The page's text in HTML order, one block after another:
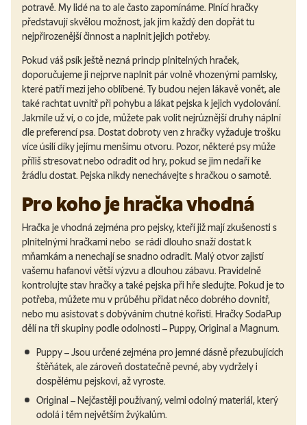
potravě. My lidé na to ale často zapomínáme. Plnící hračky
představují skvělou možnost, jak jim každý den dopřát tu
nejpřirozenější činnost a naplnit jejich potřeby.
Pokud váš psík ještě nezná princip plnitelných hraček,
doporučujeme ji nejprve naplnit pár volně vhozenými pamlsky,
které patří mezi jeho oblíbené. Ty budou nejen lákavě vonět, ale
také rachtat uvnitř při pohybu a lákat pejska k jejich vydolování.
Jakmile už ví, o co jde, můžete pak volit nejrůznější druhy náplní
dle preferencí psa. Dostat dobroty ven z hračky vyžaduje trošku
více úsilí díky jejímu menšímu otvoru. Pozor, některé psy může
příliš stresovat nebo odradit od hry, pokud se jim nedaří ke
žrádlu dostat. Pejska nikdy nenechávejte s hračkou o samotě.
Pro koho je hračka vhodná
Hračka je vhodná zejména pro pejsky, kteří již mají zkušenosti s
plnitelnými hračkami nebo se rádi dlouho snaží dostat k
mňamkám a nenechají se snadno odradit. Malý otvor zajistí
vašemu hafanovi větší výzvu a dlouhou zábavu. Pravidelně
kontrolujte stav hračky a také pejska při hře sledujte. Pokud je to
potřeba, můžete mu v průběhu přidat něco dobrého dovnitř,
nebo mu asistovat s dobýváním chutné kořisti. Hračky SodaPup
dělí na tři skupiny podle odolnosti – Puppy, Original a Magnum.
Puppy – Jsou určené zejména pro jemné dásně přezubujících
štěňátek, ale zároveň dostatečně pevné, aby vydržely i
dospělému pejskovi, až vyroste.
Original – Nejčastěji používaný, velmi odolný materiál, který
odolá i těm největším žvýkalům.